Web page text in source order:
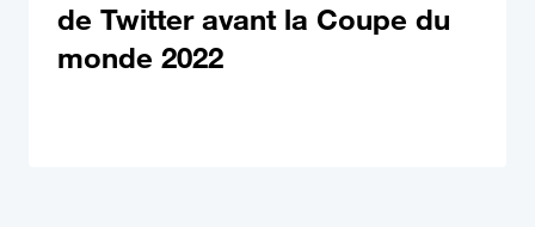
de Twitter avant la Coupe du
monde 2022